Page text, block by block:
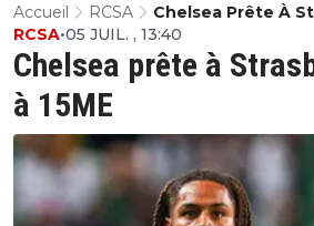
Accueil RCSA
Chelsea Prête À
15ME
Chelsea prête à
à 15ME
RCSA•05 JUIL. , 13:40